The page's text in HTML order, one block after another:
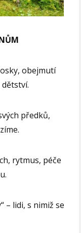
obejmutí
předků,
rytmus, péče
– lidi, s nimiž se